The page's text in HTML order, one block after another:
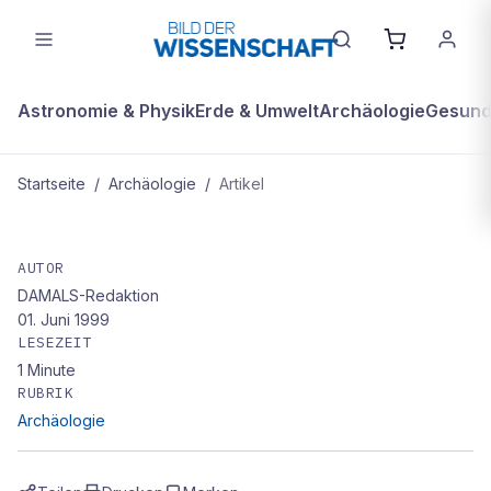
Astronomie & PhysikErde & UmweltArchäologie
Startseite / Archäologie / Artikel
3. Etappe: Ungeöffnete Gräber und
staubige Gesichter
AUTOR
DAMALS-Redaktion
01. Juni 1999
LESEZEIT
1 Minute
RUBRIK
Archäologie